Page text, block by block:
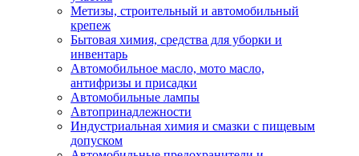
Метизы, строительный и автомобильный
крепеж
Бытовая химия, средства для уборки и
инвентарь
Автомобильное масло, мото масло,
антифризы и присадки
Автомобильные лампы
Автопринадлежности
Индустриальная химия и смазки с пищевым
допуском